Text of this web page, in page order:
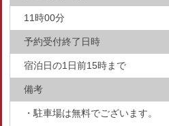
11時00分
予約受付終了日時
宿泊日の1日前15時まで
備考
・駐車場は無料でございます。